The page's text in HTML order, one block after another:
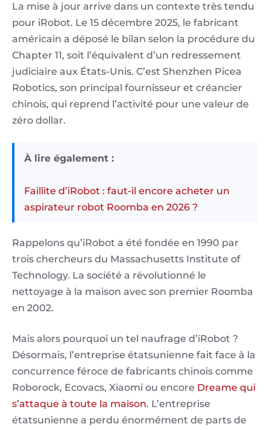
La mise à jour arrive dans un contexte très tendu
pour iRobot. Le 15 décembre 2025, le fabricant
américain a déposé le bilan selon la procédure du
Chapter 11, soit l’équivalent d’un redressement
judiciaire aux États-Unis. C’est Shenzhen Picea
Robotics, son principal fournisseur et créancier
chinois, qui reprend l’activité pour une valeur de
zéro dollar.
À lire également :
Faillite d’iRobot : faut-il encore acheter un
aspirateur robot Roomba en 2026 ?
Rappelons qu’iRobot a été fondée en 1990 par
trois chercheurs du Massachusetts Institute of
Technology. La société a révolutionné le
nettoyage à la maison avec son premier Roomba
en 2002.
Mais alors pourquoi un tel naufrage d’iRobot ?
Désormais, l’entreprise étatsunienne fait face à la
concurrence féroce de fabricants chinois comme
Roborock, Ecovacs, Xiaomi ou encore Dreame qui
s’attaque à toute la maison. L’entreprise
étatsunienne a perdu énormément de parts de